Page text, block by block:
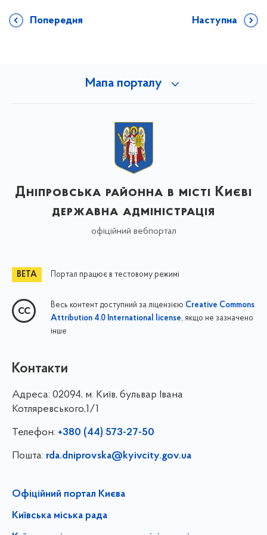
Попередня Наступна
Мапа порталу
Дніпровська районна в місті Києві
державна адміністрація
офіційний вебпортал
Портал працює в тестовому режимі
Весь контент доступний за ліцензією Creative Commons
Attribution 4.0 International license, якщо не зазначено
інше
Контакти
Адреса: 02094, м. Київ, бульвар Івана
Котляревського,1/1
Телефон: +380 (44) 573-27-50
Пошта: rda.dniprovska@kyivcity.gov.ua
Офіційний портал Києва
Київська міська рада